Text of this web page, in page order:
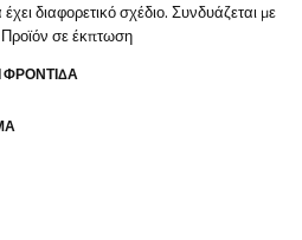
διαφορετικό σχέδιο. Συνδυάζεται με
Προϊόν σε έκπτωση
ΦΡΟΝΤΊΔΑ